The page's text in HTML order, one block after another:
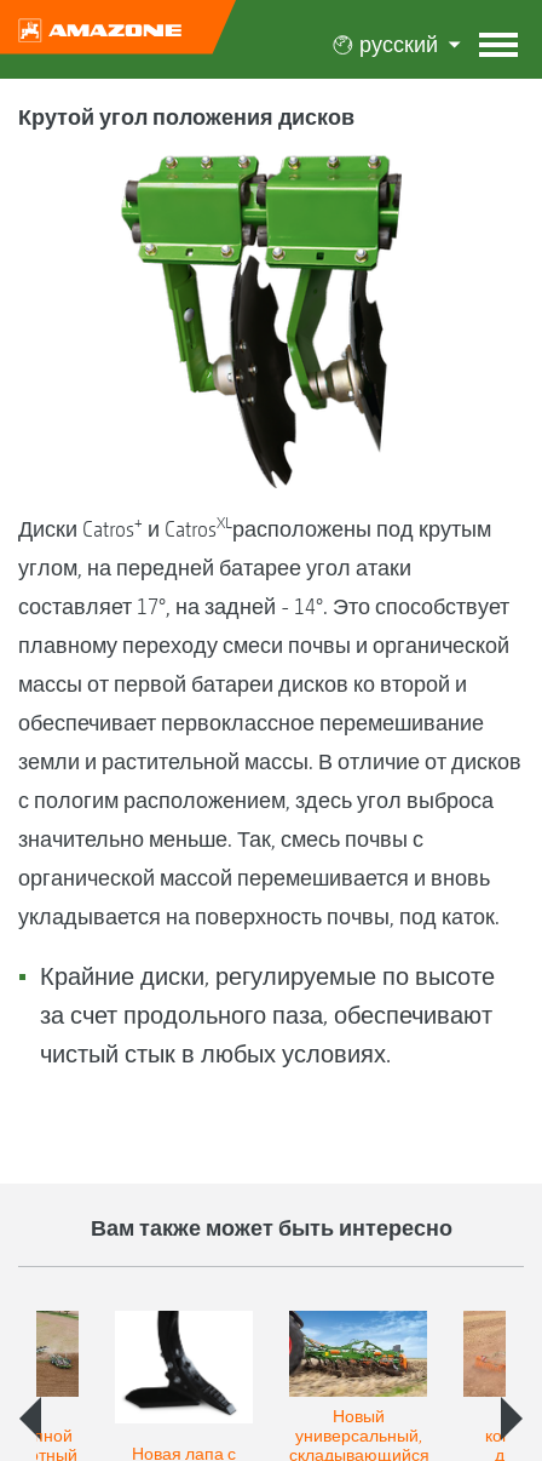
русский
Крутой угол положения дисков
Диски Catros+ и CatrosXLрасположены под крутым
углом, на передней батарее угол атаки
составляет 17°, на задней - 14°. Это способствует
плавному переходу смеси почвы и органической
массы от первой батареи дисков ко второй и
обеспечивает первоклассное перемешивание
земли и растительной массы. В отличие от дисков
с пологим расположением, здесь угол выброса
значительно меньше. Так, смесь почвы с
органической массой перемешивается и вновь
укладывается на поверхность почвы, под каток.
Крайние диски, регулируемые по высоте
за счет продольного паза, обеспечивают
чистый стык в любых условиях.
Вам также может быть интересно
Новая лапа с
Новый
универсальный,
складывающийся